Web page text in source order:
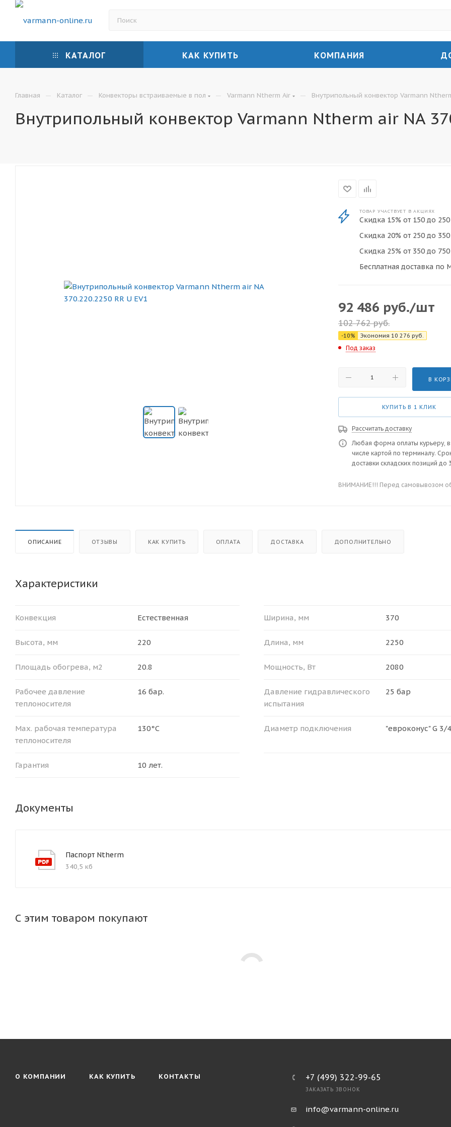
КАТАЛОГ КАК КУПИТЬ КОМПАНИЯ
Главная — Каталог — Конвекторы встраиваемые в пол — Varmann Ntherm Air — Внутрипольный конвектор Varmann
Внутрипольный конвектор Varmann Ntherm air NA
ТОВАР УЧАСТВУЕТ В АКЦИЯХ
Скидка 15% от 150 до
Скидка 20% от 250 до
Скидка 25% от 350 до
Бесплатная доставка
92 486 руб./шт
102 762руб.
-10% Экономия 10 276 руб.
Под заказ
В
КУПИТЬ В 1 КЛИК
Рассчитать доставку
Любая форма оплаты курьеру,
числе картой по терминалу.
доставки складских позиций до
ВНИМАНИЕ!!! Перед самовывозом
ОПИСАНИЕ ОТЗЫВЫ КАК КУПИТЬ ОПЛАТА ДОСТАВКА ДОПОЛНИТЕЛЬНО
Характеристики
Конвекция Естественная Ширина, мм 370
Высота, мм 220 Длина, мм 2250
Площадь обогрева, м2 20.8 Мощность, Вт 2080
Рабочее давление
теплоносителя
16 бар.
Давление гидравлического
испытания
25 бар
Мax. рабочая температура
теплоносителя
130°С Диаметр подключения "евроконус" G 3/
Гарантия 10 лет.
Документы
Паспорт Ntherm
340,5 кб
С этим товаром покупают
О КОМПАНИИ КАК КУПИТЬ КОНТАКТЫ +7 (499) 322-99-65
ЗАКАЗАТЬ ЗВОНОК
info@varmann-online.ru